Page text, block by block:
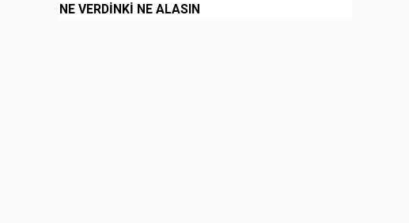
NE VERDİNKİ NE ALASIN